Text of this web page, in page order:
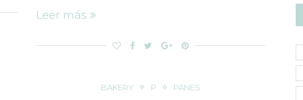
Leer más
BAKERY P PANES